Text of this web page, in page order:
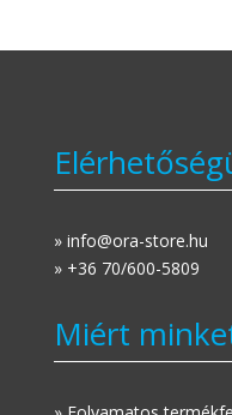
» info@ora-store.hu
» +36 70/600-5809
Miért